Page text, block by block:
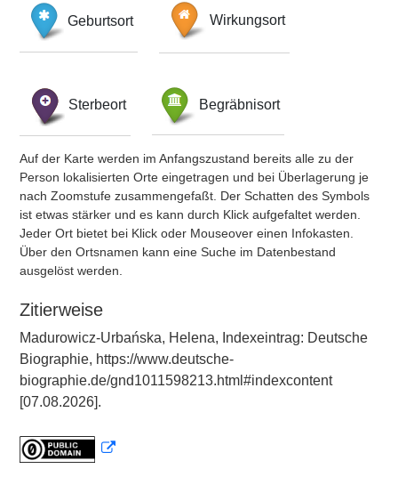
Geburtsort Wirkungsort
Sterbeort Begräbnisort
Auf der Karte werden im Anfangszustand bereits alle zu der
Person lokalisierten Orte eingetragen und bei Überlagerung je
nach Zoomstufe zusammengefaßt. Der Schatten des Symbols
ist etwas stärker und es kann durch Klick aufgefaltet werden.
Jeder Ort bietet bei Klick oder Mouseover einen Infokasten.
Über den Ortsnamen kann eine Suche im Datenbestand
ausgelöst werden.
Zitierweise
Madurowicz-Urbańska, Helena, Indexeintrag: Deutsche
Biographie, https://www.deutsche-
biographie.de/gnd1011598213.html#indexcontent
[07.08.2026].